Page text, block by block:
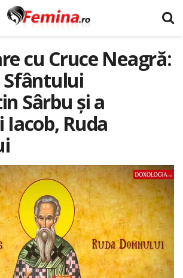
cu Cruce Neagră:
Sfântului
Sârbu și a
Ruda